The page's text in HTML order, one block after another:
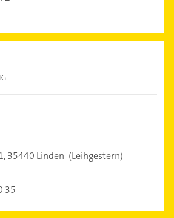
35440 Linden (Leihgestern)
35